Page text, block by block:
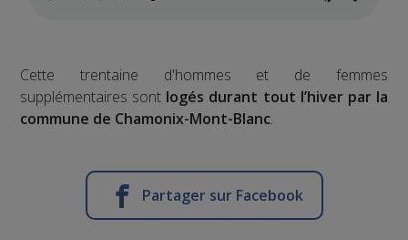
Cette trentaine d'hommes et de femmes
supplémentaires sont logés durant tout l’hiver par la
commune de Chamonix-Mont-Blanc.
Partager sur Facebook